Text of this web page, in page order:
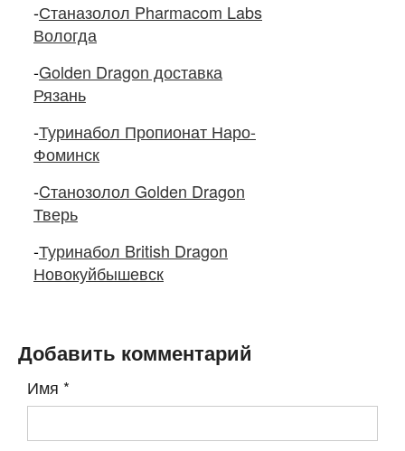
-Станазолол Pharmacom Labs
Вологда
-Golden Dragon доставка
Рязань
-Туринабол Пропионат Наро-
Фоминск
-Cтанозолол Golden Dragon
Тверь
-Туринабол British Dragon
Новокуйбышевск
Добавить комментарий
Имя *